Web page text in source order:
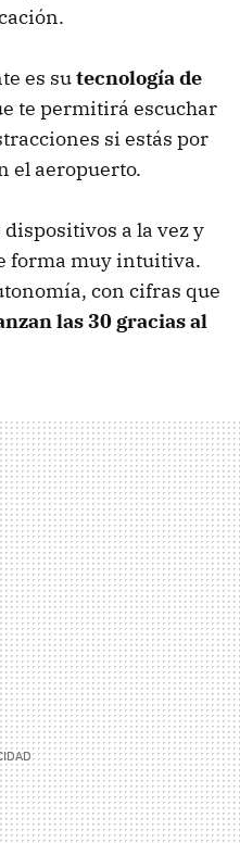
es sutecnología de
te permitirá escuchar
si estás por
el aeropuerto.
dispositivos a la vez y
forma muy intuitiva.
con cifras que
las 30 gracias al